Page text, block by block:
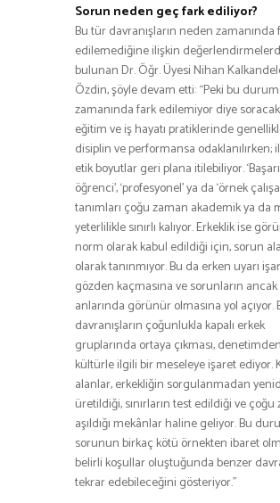
Sorun neden geç fark ediliyor?
Bu tür davranışların neden zamanında
edilemediğine ilişkin
bulunan Dr. Öğr. Üyesi Nihan
Özdin, şöyle devam etti: “Peki bu
zamanında fark edilemiyor diye
eğitim ve iş hayatı pratiklerinde
disiplin ve performansa odaklanılırken;
etik boyutlar geri plana itilebiliyor.
öğrenci’, ‘profesyonel’ ya da ‘örnek
tanımları çoğu zaman akademik ya da
yeterlilikle sınırlı kalıyor. Erkeklik ise
norm olarak kabul edildiği için, sorun
olarak tanınmıyor. Bu da erken uyarı
gözden kaçmasına ve sorunların
anlarında görünür olmasına yol açıyor.
davranışların çoğunlukla kapalı erkek
gruplarında ortaya çıkması,
kültürle ilgili bir meseleye işaret ediyor.
alanlar, erkekliğin sorgulanmadan
üretildiği, sınırların test edildiği ve çoğu
aşıldığı mekânlar haline geliyor. Bu
sorunun birkaç kötü örnekten ibaret
belirli koşullar oluştuğunda benzer
tekrar edebileceğini gösteriyor.”